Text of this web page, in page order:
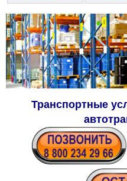
Транспортные